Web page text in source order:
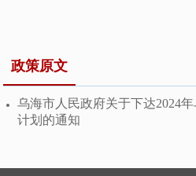
政策原文
乌海市人民政府关于下达2024
计划的通知